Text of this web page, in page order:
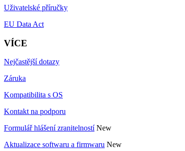
Uživatelské příručky
EU Data Act
VÍCE
Nejčastější dotazy
Záruka
Kompatibilita s OS
Kontakt na podporu
Formulář hlášení zranitelností New
Aktualizace softwaru a firmwaru New